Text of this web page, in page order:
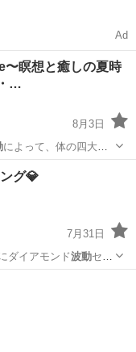
Ad
瞑想と癒しの夏時
…
8月3日
によって、体の四大元
プ ヒーリング
グ💎
7月31日
イアモンド波動セラ